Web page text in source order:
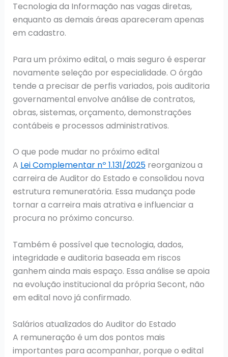
Tecnologia da Informação nas vagas diretas,
enquanto as demais áreas apareceram apenas
em cadastro.
Para um próximo edital, o mais seguro é esperar
novamente seleção por especialidade. O órgão
tende a precisar de perfis variados, pois auditoria
governamental envolve análise de contratos,
obras, sistemas, orçamento, demonstrações
contábeis e processos administrativos.
O que pode mudar no próximo edital
A Lei Complementar nº 1.131/2025reorganizou a
carreira de Auditor do Estado e consolidou nova
estrutura remuneratória. Essa mudança pode
tornar a carreira mais atrativa e influenciar a
procura no próximo concurso.
Também é possível que tecnologia, dados,
integridade e auditoria baseada em riscos
ganhem ainda mais espaço. Essa análise se apoia
na evolução institucional da própria Secont, não
em edital novo já confirmado.
Salários atualizados do Auditor do Estado
A remuneração é um dos pontos mais
importantes para acompanhar, porque o edital